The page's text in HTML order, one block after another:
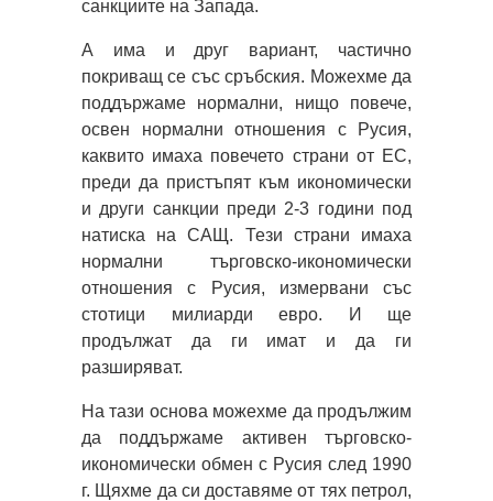
санкциите на Запада.
А има и друг вариант, частично
покриващ се със сръбския. Можехме да
поддържаме нормални, нищо повече,
освен нормални отношения с Русия,
каквито имаха повечето страни от ЕС,
преди да пристъпят към икономически
и други санкции преди 2-3 години под
натиска на САЩ. Тези страни имаха
нормални търговско-икономически
отношения с Русия, измервани със
стотици милиарди евро. И ще
продължат да ги имат и да ги
разширяват.
На тази основа можехме да продължим
да поддържаме активен търговско-
икономически обмен с Русия след 1990
г. Щяхме да си доставяме от тях петрол,